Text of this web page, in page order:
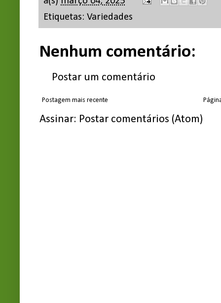
Etiquetas: Variedades
Nenhum comentário:
Postar um comentário
Postagem mais recente
Assinar: Postar comentários (Atom)